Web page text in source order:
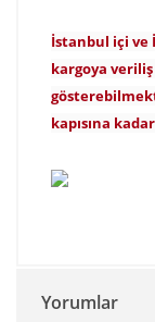
İstanbul içi ve
kargoya veriliş
kapısına
Yorumlar